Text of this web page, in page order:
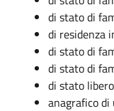
di stato di
di residenza
di stato di
di stato di
di stato
anagrafico